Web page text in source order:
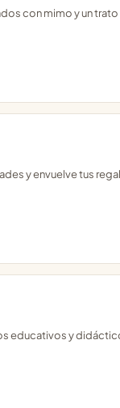
con mimo y un
y envuelve tus
educativos y